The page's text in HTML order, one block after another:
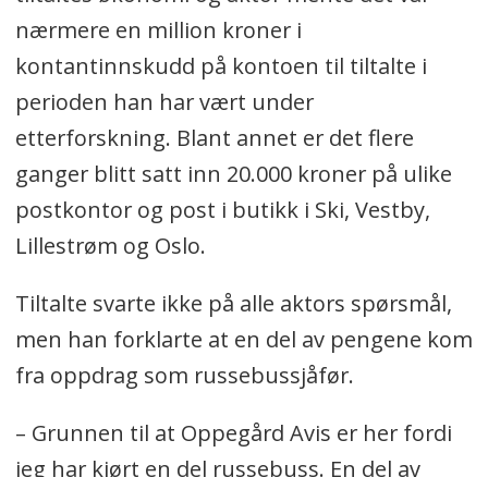
nærmere en million kroner i
kontantinnskudd på kontoen til tiltalte i
perioden han har vært under
etterforskning. Blant annet er det flere
ganger blitt satt inn 20.000 kroner på ulike
postkontor og post i butikk i Ski, Vestby,
Lillestrøm og Oslo.
Tiltalte svarte ikke på alle aktors spørsmål,
men han forklarte at en del av pengene kom
fra oppdrag som russebussjåfør.
– Grunnen til at Oppegård Avis er her fordi
jeg har kjørt en del russebuss. En del av